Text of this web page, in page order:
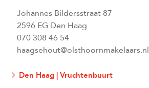
Johannes Bildersstraat 87
2596 EG Den Haag
070 308 46 54
haagsehout@olsthoornmakelaars.nl
Den Haag | Vruchtenbuurt